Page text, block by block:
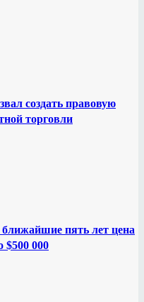
создать правовую
торговли
пять лет цена
$500 000